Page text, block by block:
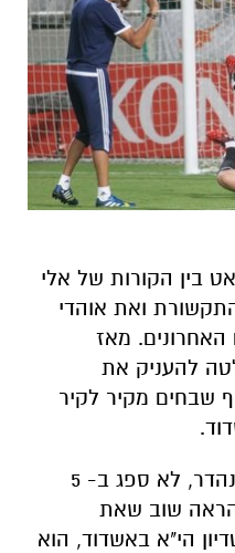
בין הקורות של אלי
ואת אוהדי
האחרונים. מאז
להעניק את
שבחים מקיר לקיר
מרציאנו שפתח את העונה נהדר, לא ספג ב- 5
הראה שוב שאת
הי"א באשדוד, הוא